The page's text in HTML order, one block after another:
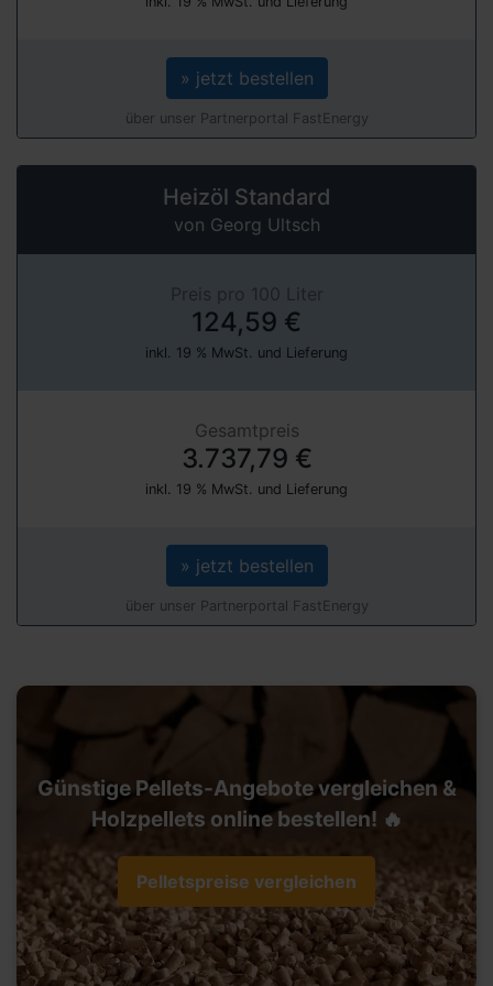
» jetzt bestellen
über unser Partnerportal FastEnergy
Heizöl Standard
von Georg Ultsch
Preis pro 100 Liter
124,59 €
inkl. 19 % MwSt. und Lieferung
Gesamtpreis
3.737,79 €
inkl. 19 % MwSt. und Lieferung
» jetzt bestellen
über unser Partnerportal FastEnergy
Günstige Pellets-Angebote vergleichen &
Holzpellets online bestellen! 🔥
Pelletspreise vergleichen